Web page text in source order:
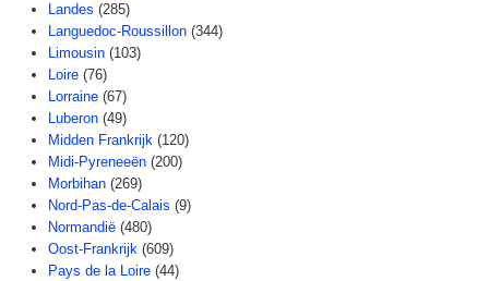
Landes (285)
Languedoc-Roussillon (344)
Limousin (103)
Loire (76)
Lorraine (67)
Luberon (49)
Midden Frankrijk (120)
Midi-Pyreneeën (200)
Morbihan (269)
Nord-Pas-de-Calais (9)
Normandië (480)
Oost-Frankrijk (609)
Pays de la Loire (44)